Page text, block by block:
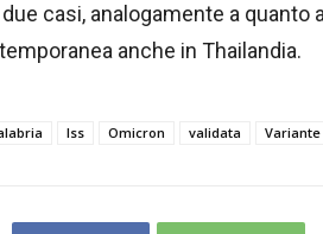
casi, analogamente a quanto
anche in Thailandia.
Iss Omicron validata Variante